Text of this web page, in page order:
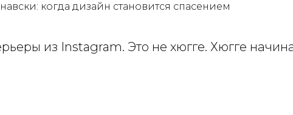
когда дизайн становится спасением
из Instagram. Это не хюгге. Хюгге